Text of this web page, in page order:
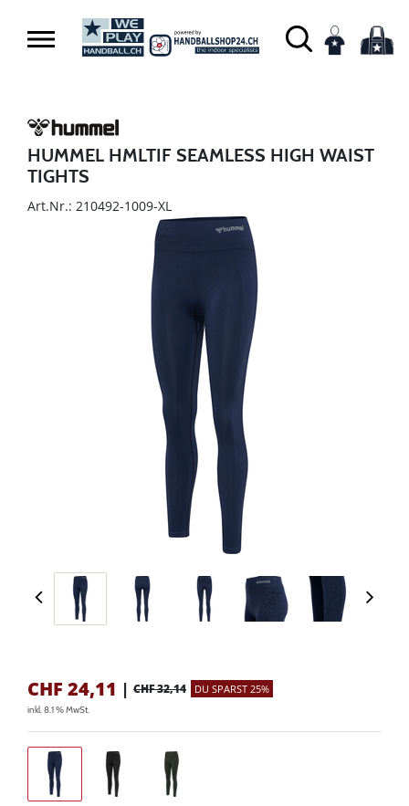
HUMMEL HMLTIF SEAMLESS HIGH WAIST
TIGHTS
Art.Nr.: 210492-1009-XL
CHF 24,11 | CHF 32,14 DU SPARST 25%
inkl. 8.1 % MwSt.